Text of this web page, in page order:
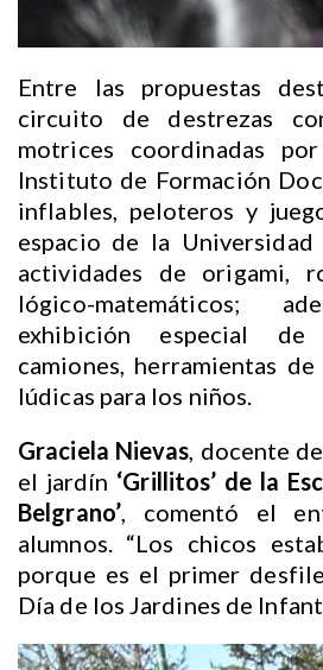
Entre las propuestas
circuito de destrezas
motrices coordinadas
Instituto de Formación
inflables, peloteros y
espacio de la
actividades de origami,
lógico-matemáticos;
exhibición especial de
camiones, herramientas
lúdicas para los niños.
Graciela Nievas, docente
el jardín ‘Grillitos’ de la
Belgrano’, comentó el
alumnos. “Los chicos
porque es el primer
Día de los Jardines de